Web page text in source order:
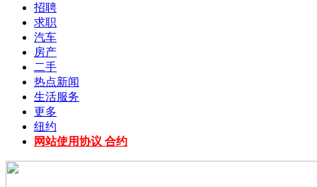
招聘
求职
汽车
房产
二手
热点新闻
生活服务
更多
纽约
网站使用协议 合约